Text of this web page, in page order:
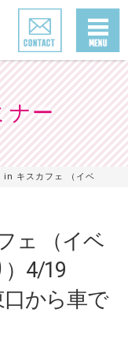
ナー
in キスカフェ （イベ
ェ （イベ
4/19
口から車で